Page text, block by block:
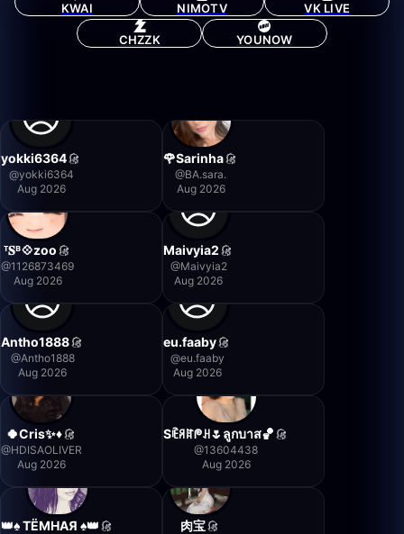
KWAI NIMOTV VK LIVE
CHZZK YOUNOW
yokki6364
@yokki6364
Aug 2026
🌹Sarinha
@BA.sara.
Aug 2026
ᵀ𝐒ᴮ💠zoo
@1126873469
Aug 2026
Maivyia2
@Maivyia2
Aug 2026
Antho1888
@Antho1888
Aug 2026
eu.faaby
@eu.faaby
Aug 2026
🍀Cris✨♦️
@HDISAOLIVER
Aug 2026
Sꍟꋪꍏᖘꃅ🌷ลูกบาส🏀
@13604438
Aug 2026
👑♠️ ТЁМНАЯ ♠️👑 肉宝